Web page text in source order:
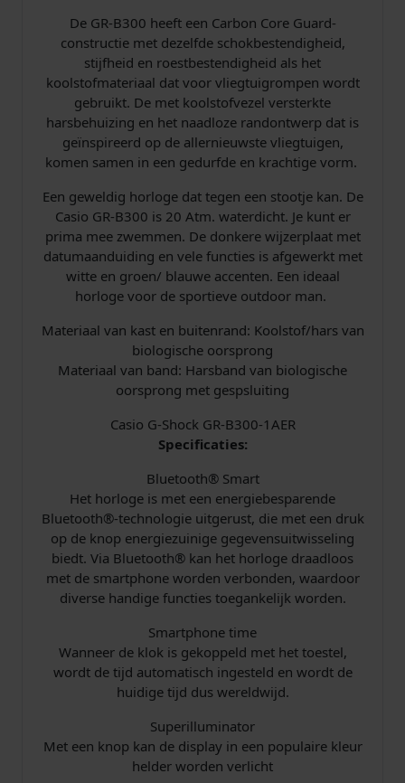
s
w
a
s
:
€
2
9
9
,
0
0
.
8
,
0
0
.
De GR-B300 heeft een Carbon Core Guard-
constructie met dezelfde schokbestendigheid,
stijfheid en roestbestendigheid als het
koolstofmateriaal dat voor vliegtuigrompen wordt
gebruikt. De met koolstofvezel versterkte
harsbehuizing en het naadloze randontwerp dat is
geïnspireerd op de allernieuwste vliegtuigen,
komen samen in een gedurfde en krachtige vorm.
Een geweldig horloge dat tegen een stootje kan. De
Casio GR-B300 is 20 Atm. waterdicht. Je kunt er
prima mee zwemmen. De donkere wijzerplaat met
datumaanduiding en vele functies is afgewerkt met
witte en groen/ blauwe accenten. Een ideaal
horloge voor de sportieve outdoor man.
Materiaal van kast en buitenrand: Koolstof/hars van
biologische oorsprong
Materiaal van band: Harsband van biologische
oorsprong met gespsluiting
Casio G-Shock GR-B300-1AER
Specificaties:
Bluetooth® Smart
Het horloge is met een energiebesparende
Bluetooth®-technologie uitgerust, die met een druk
op de knop energiezuinige gegevensuitwisseling
biedt. Via Bluetooth® kan het horloge draadloos
met de smartphone worden verbonden, waardoor
diverse handige functies toegankelijk worden.
Smartphone time
Wanneer de klok is gekoppeld met het toestel,
wordt de tijd automatisch ingesteld en wordt de
huidige tijd dus wereldwijd.
Superilluminator
Met een knop kan de display in een populaire kleur
helder worden verlicht